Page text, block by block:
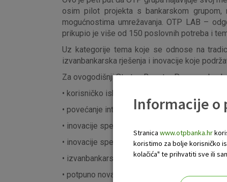
osim pilot projekta s bankarskom
mogućnostima umrežavanja. OTP LAB –
prikupio je više od 150 poslovnih potreba i
Uz kategorije tema koje se odnose na
izvanbankarska rješenja i inovacije koje
Za ovogodišnji Startup Booster Program,
• korisničko iskustvo i korisnička usluga;
• povećanje interne učinkovitosti;
• inovacije specifične za proizvode povezane
• inovacije specifične za proizvode
• izvanbankarska rješenja (beyond banking) i
• potpuno nova i disruptivna rješenja vezana
Informacije o
Stranica www.otpbanka.hr
koristimo za bolje korisničko
kolačića" te prihvatiti sve ili